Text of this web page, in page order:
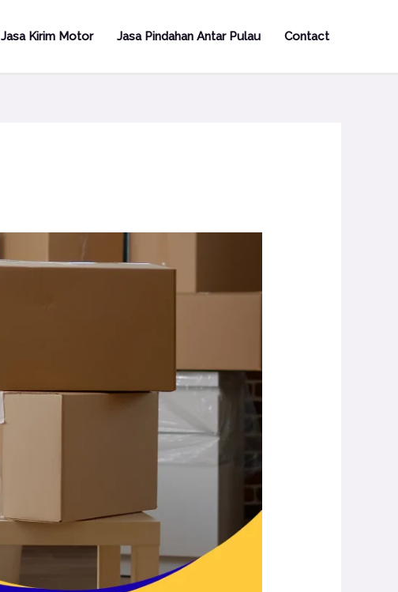
Jasa Kirim Motor Jasa Pindahan Antar Pulau Contact